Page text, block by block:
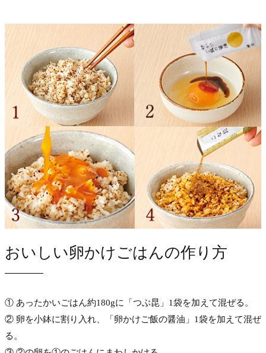
おいしい卵かけごはんの作り方
① あったかいごはん約180gに「つぶ昆」1袋を加えて混ぜる。
② 卵を小鉢に割り入れ、「卵かけご飯の醤油」1袋を加えて混ぜ
る。